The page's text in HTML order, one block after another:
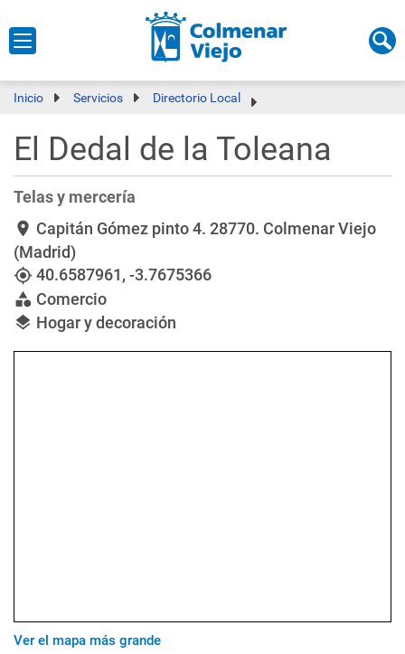
Inicio Servicios Directorio Local
El Dedal de la Toleana
Telas y mercería
Ver el mapa más grande
location_on Capitán Gómez pinto 4. 28770. Colmenar Viejo
(Madrid)
my_location40.6587961, -3.7675366
category Comercio
layers Hogar y decoración